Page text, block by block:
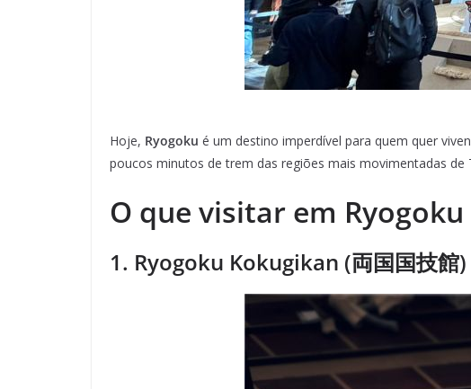
Hoje, Ryogoku é um destino imperdível para quem quer
poucos minutos de trem das regiões mais movimentadas de
O que visitar em Ryogoku
1. Ryogoku Kokugikan (両国国技館)